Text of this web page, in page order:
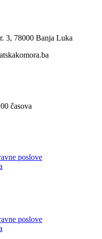
3, 78000 Banja Luka
časova
poslove
poslove